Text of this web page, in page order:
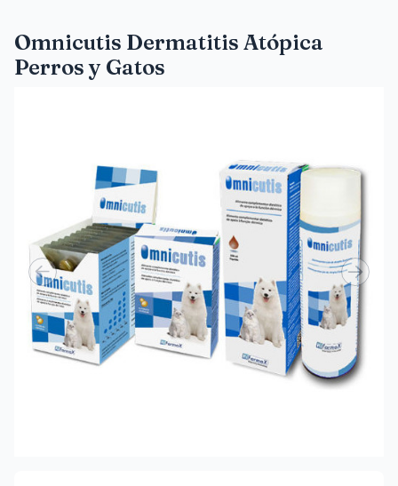
Omnicutis Dermatitis Atópica
Perros y Gatos